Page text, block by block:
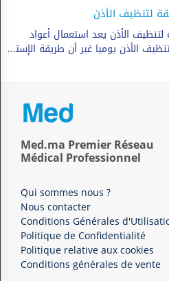
Le cœur en panne : Comprendre
L'insuffisance cardiaque est une
Med.ma Premier Réseau
Médical Professionnel
Qui sommes nous ?
Nous contacter
Conditions Générales
Politique de Confidentialité
Politique relative aux cookies
Conditions générales de vente